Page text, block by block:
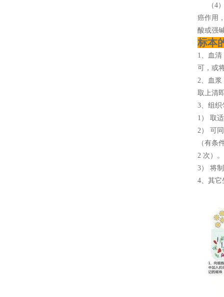
（4）
癌作用
酸或强
标本
1、血
可，或
2、血浆
取上清
3、组织
1） 取
2） 可
（有条
2 次）。
3） 将
4、其它